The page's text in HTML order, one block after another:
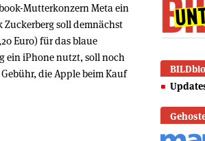
Mutterkonzern Meta ein
soll demnächst
Euro) für das blaue
ein iPhone nutzt, soll noch
die Apple beim Kauf